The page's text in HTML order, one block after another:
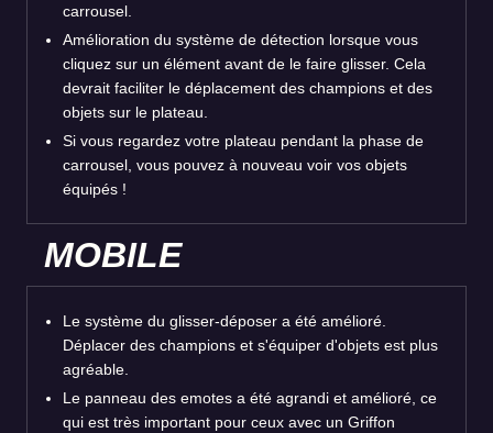
carrousel.
Amélioration du système de détection lorsque vous
cliquez sur un élément avant de le faire glisser. Cela
devrait faciliter le déplacement des champions et des
objets sur le plateau.
Si vous regardez votre plateau pendant la phase de
carrousel, vous pouvez à nouveau voir vos objets
équipés !
MOBILE
Le système du glisser-déposer a été amélioré.
Déplacer des champions et s'équiper d'objets est plus
agréable.
Le panneau des emotes a été agrandi et amélioré, ce
qui est très important pour ceux avec un Griffon